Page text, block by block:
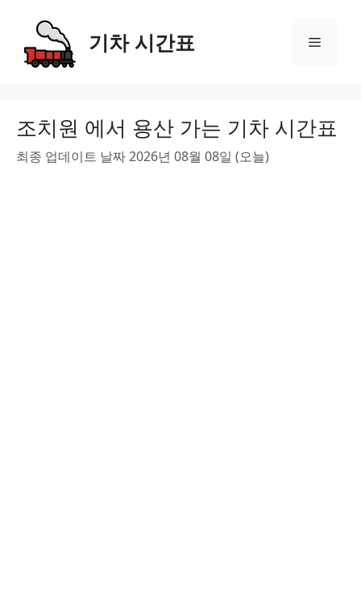
content
기차 시간표 Menu
조치원 에서 용산 가는 기차 시간표
최종 업데이트 날짜 2026년 08월 08일 (오늘)